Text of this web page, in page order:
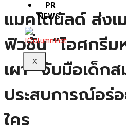
PR
NEWS
X
แมคโดนัลด์ ส่งเ
ฟิวชั่น “ไอศกรี
เผา” จับมือเด็
ประสบการณ์อร่
ใคร